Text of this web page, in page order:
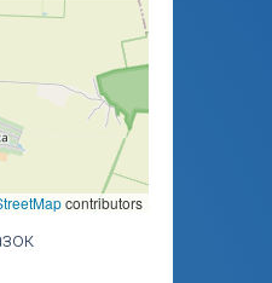
contributors